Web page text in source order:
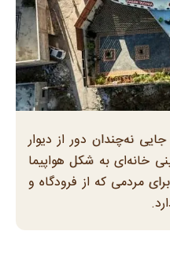
نه‌چندان دور از دیوار
خانه‌ای به شکل هواپیما
مردمی که از فرودگاه و